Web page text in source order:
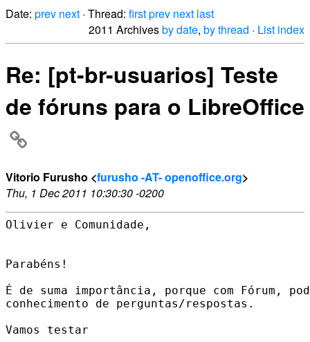
Date: prev next · Thread: firstprev next last
2011 Archivesby date, by thread · List index
Re: [pt-br-usuarios] Teste
de fóruns para o LibreOffice
Vitorio Furusho <furusho -AT- openoffice.org>
Thu, 1 Dec 2011 10:30:30 -0200
Olivier e Comunidade,
Parabéns!
É de suma importância, porque com Fórum,
conhecimento de perguntas/respostas.
Vamos testar